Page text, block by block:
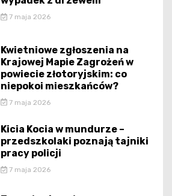
7 maja 2026
Kwietniowe zgłoszenia na
Krajowej Mapie Zagrożeń w
powiecie złotoryjskim: co
niepokoi mieszkańców?
7 maja 2026
Kicia Kocia w mundurze –
przedszkolaki poznają tajniki
pracy policji
7 maja 2026